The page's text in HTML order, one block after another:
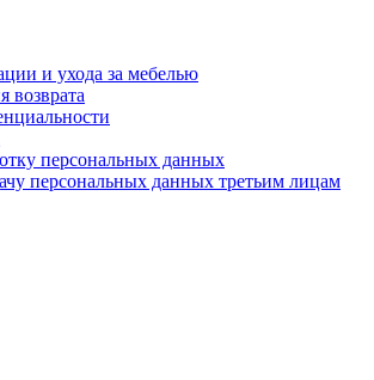
и ухода за мебелью
возврата
персональных данных
персональных данных третьим лицам